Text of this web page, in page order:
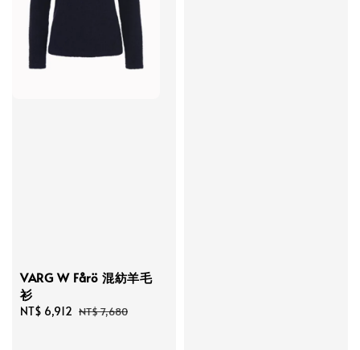
VARG W Fårö 混紡羊毛
衫
Sale
NT$ 6,912 Regular
NT$ 7,680